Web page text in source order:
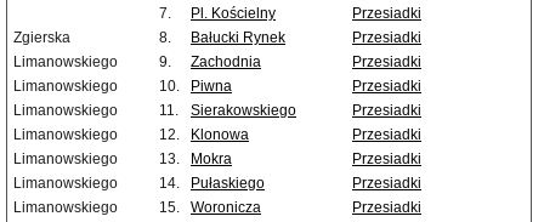
7.
Pl. Kościelny
Przesiadki
Zgierska
8. Bałucki Rynek
Przesiadki
Limanowskiego
9. Zachodnia
Przesiadki
Limanowskiego
10. Piwna
Przesiadki
Limanowskiego
11. Sierakowskiego
Przesiadki
Limanowskiego
12. Klonowa
Przesiadki
Limanowskiego
13. Mokra
Przesiadki
Limanowskiego
14. Pułaskiego
Przesiadki
Limanowskiego
15. Woronicza Przesiadki